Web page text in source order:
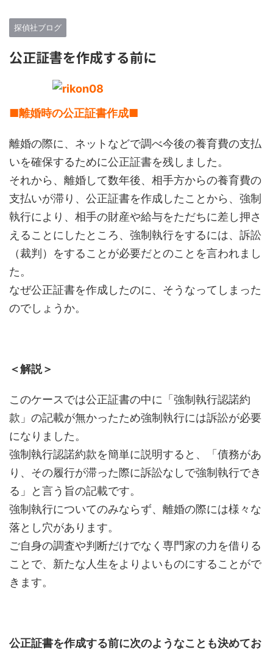
探偵社ブログ
公正証書を作成する前に
■離婚時の公正証書作成■
離婚の際に、ネットなどで調べ今後の養育費の支払
いを確保するために公正証書を残しました。
それから、離婚して数年後、相手方からの養育費の
支払いが滞り、公正証書を作成したことから、強制
執行により、相手の財産や給与をただちに差し押さ
えることにしたところ、強制執行をするには、訴訟
（裁判）をすることが必要だとのことを言われまし
た。
なぜ公正証書を作成したのに、そうなってしまった
のでしょうか。
＜解説＞
このケースでは公正証書の中に「強制執行認諾約
款」の記載が無かったため強制執行には訴訟が必要
になりました。
強制執行認諾約款を簡単に説明すると、「債務があ
り、その履行が滞った際に訴訟なしで強制執行でき
る」と言う旨の記載です。
強制執行についてのみならず、離婚の際には様々な
落とし穴があります。
ご自身の調査や判断だけでなく専門家の力を借りる
ことで、新たな人生をよりよいものにすることがで
きます。
公正証書を作成する前に次のようなことも決めてお